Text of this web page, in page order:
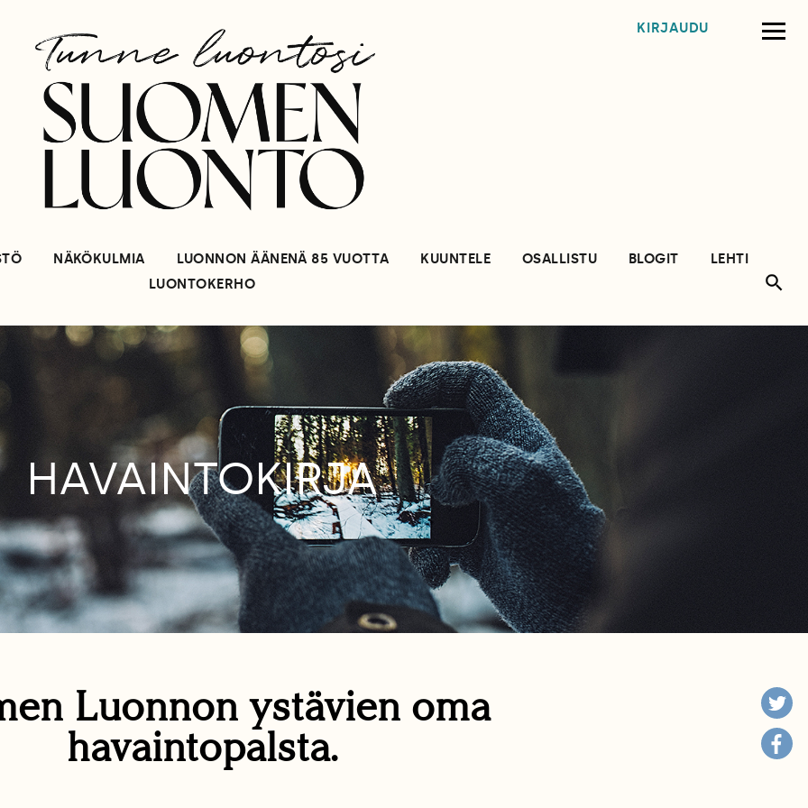
KIRJAUDU
NÄKÖKULMIA LUONNON ÄÄNENÄ 85 VUOTTA KUUNTELE OSALLISTU BLOGIT
LEHTI
LUONTOKERHO
HAVAINTOKIRJA
Luonnon ystävien oma
havaintopalsta.